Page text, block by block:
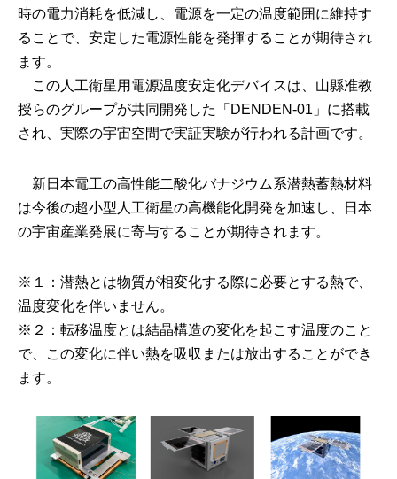
時の電力消耗を低減し、電源を一定の温度範囲に維持す
ることで、安定した電源性能を発揮することが期待され
ます。
この人工衛星用電源温度安定化デバイスは、山縣准教
授らのグループが共同開発した「DENDEN-01」に搭載
され、実際の宇宙空間で実証実験が行われる計画です。
新日本電工の高性能二酸化バナジウム系潜熱蓄熱材料
は今後の超小型人工衛星の高機能化開発を加速し、日本
の宇宙産業発展に寄与することが期待されます。
※１：潜熱とは物質が相変化する際に必要とする熱で、
温度変化を伴いません。
※２：転移温度とは結晶構造の変化を起こす温度のこと
で、この変化に伴い熱を吸収または放出することができ
ます。